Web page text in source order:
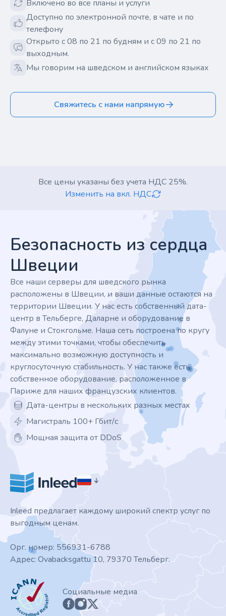
Включено во все планы и услуги
Доступно по электронной почте, в чате и по
телефону
Открыто с 08 по 21 по будням и с 09 по 21 по
выходным.
Мы говорим на шведском и английском языках
Свяжитесь с нами напрямую
Все цены указаны без учета НДС 25%.
Изменить на вкл. НДС
Безопасность из сердца
Швеции
Все наши серверы для шведского рынка
расположены в Швеции, и ваши данные остаются на
территории Швеции. У нас есть собственный дата-
центр в Тельберге, Даларне и оборудование в
Фалуне и Стокгольме. Наша сеть построена по кругу
между этими точками, чтобы обеспечить
максимально возможную доступность и
круглосуточную стабильность. У нас также есть
собственное оборудование, расположенное в
Париже для наших французских клиентов.
Дата-центры в нескольких разных местах
Магистраль 100+ Гбит/с
Мощная защита от DDoS
Inleed предлагает каждому широкий спектр услуг по
выгодным ценам.
Орг. номер: 556931-6788
Адрес: Ovabacksgattu 10, 79370 Тельберг.
ICANN
Социальные медиа